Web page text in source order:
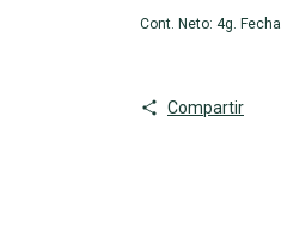
Cont. Neto: 4g.
Compartir